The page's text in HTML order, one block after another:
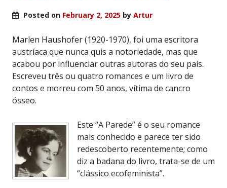
Posted on February 2, 2025 by Artur
Marlen Haushofer (1920-1970), foi uma escritora
austríaca que nunca quis a notoriedade, mas que
acabou por influenciar outras autoras do seu país.
Escreveu três ou quatro romances e um livro de
contos e morreu com 50 anos, vítima de cancro
ósseo.
Este “A Parede” é o seu romance
mais conhecido e parece ter sido
redescoberto recentemente; como
diz a badana do livro, trata-se de um
“clássico ecofeminista”.